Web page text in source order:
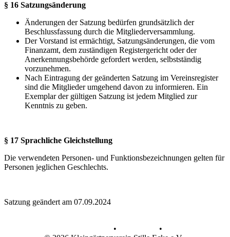
§ 16 Satzungsänderung
Änderungen der Satzung bedürfen grundsätzlich der
Beschlussfassung durch die Mitgliederversammlung.
Der Vorstand ist ermächtigt, Satzungsänderungen, die vom
Finanzamt, dem zuständigen Registergericht oder der
Anerkennungsbehörde gefordert werden, selbstständig
vorzunehmen.
Nach Eintragung der geänderten Satzung im Vereinsregister
sind die Mitglieder umgehend davon zu informieren. Ein
Exemplar der gültigen Satzung ist jedem Mitglied zur
Kenntnis zu geben.
§ 17 Sprachliche Gleichstellung
Die verwendeten Personen- und Funktionsbezeichnungen gelten für
Personen jeglichen Geschlechts.
Satzung geändert am 07.09.2024
•
•